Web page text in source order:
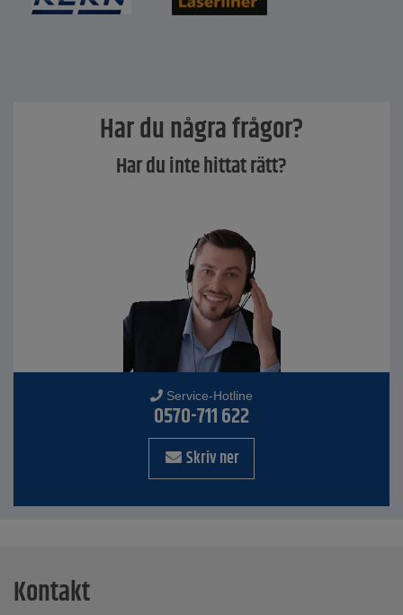
Har du några frågor?
Har du inte hittat rätt?
Service-Hotline
0570-711 622
Skriv ner
Kontakt